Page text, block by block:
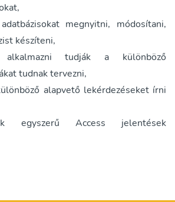
megnyitni, módosítani,
készíteni,
tudják a különböző
tudnak tervezni,
alapvető lekérdezéseket írni
egyszerű Access jelentések